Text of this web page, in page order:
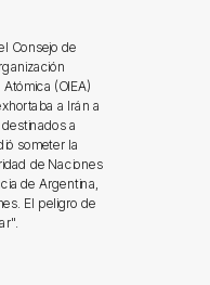
Consejo de
(OIEA)
a Irán a
a
someter la
de Naciones
de Argentina,
El peligro de